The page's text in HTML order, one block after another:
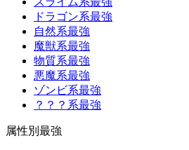
ドラゴン系最強
自然系最強
魔獣系最強
物質系最強
悪魔系最強
ゾンビ系最強
？？？系最強
属性別最強